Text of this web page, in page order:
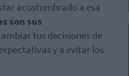
acostumbrado a esa
son sus
tus decisiones de
y a evitar los